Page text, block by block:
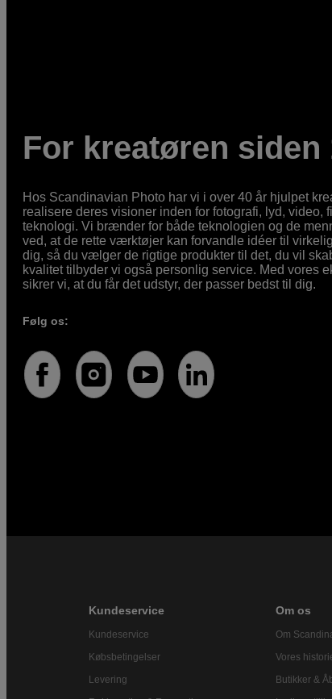
For kreatøren siden
Hos Scandinavian Photo har vi i over 40 år hjulpet
realisere deres visioner inden for fotografi, lyd, video,
teknologi. Vi brænder for både teknologien og de
ved, at de rette værktøjer kan forvandle idéer til
dig, så du vælger de rigtige produkter til det, du vil
kvalitet tilbyder vi også personlig service. Med vores
sikrer vi, at du får det udstyr, der passer bedst til dig.
Følg os:
Kundeservice
Kundeservice
Købsbetingelser
Levering
Om os
Om
Vores
Butikker &